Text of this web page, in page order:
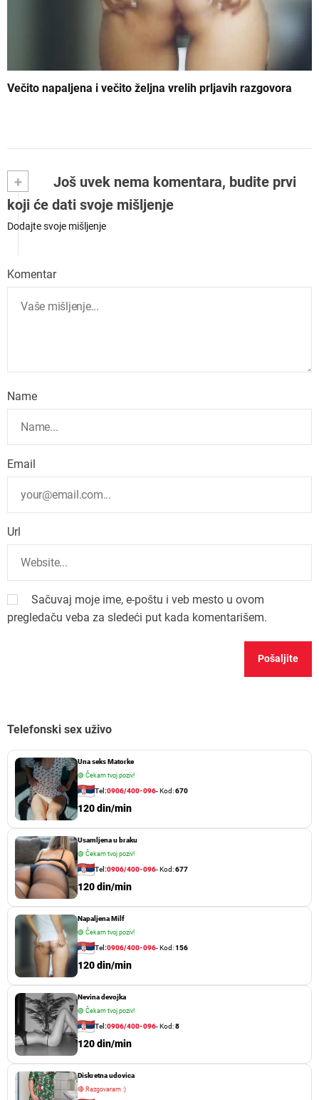
Večito napaljena i večito željna vrelih prljavih razgovora
+
Još uvek nema komentara, budite prvi
koji će dati svoje mišljenje
Dodajte svoje mišljenje
Komentar
Name
Email
Url
Sačuvaj moje ime, e-poštu i veb mesto u ovom
pregledaču veba za sledeći put kada komentarišem.
Telefonski sex uživo
Una seks Matorke
🟢 Čekam tvoj poziv!
Tel:0906/400-096- Kod:670
120 din/min
Usamljena u braku
🟢 Čekam tvoj poziv!
Tel:0906/400-096- Kod:677
120 din/min
Napaljena Milf
🟢 Čekam tvoj poziv!
Tel:0906/400-096- Kod:156
120 din/min
Nevina devojka
🟢 Čekam tvoj poziv!
Tel:0906/400-096- Kod:8
120 din/min
Diskretna udovica
🔴Razgovaram :)